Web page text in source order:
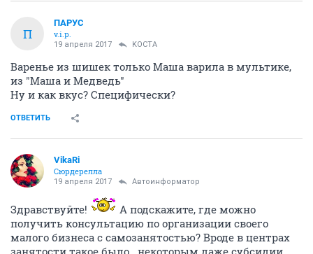
П
ПАРУС
v.i.p.
19 апреля 2017 KOCTA
Варенье из шишек только Маша варила в мультике,
из "Маша и Медведь"
Ну и как вкус? Специфически?
ОТВЕТИТЬ
VikaRi
Сюрдерелла
19 апреля 2017 Автоинформатор
Здравствуйте!
А подскажите, где можно
получить консультацию по организации своего
малого бизнеса с самозанятостью? Вроде в центрах
занятости такое было...некоторым даже субсидии